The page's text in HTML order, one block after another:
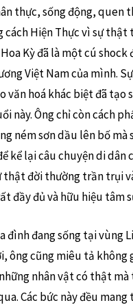
thực, sống động, quen
cách Hiện Thực vì sự
Kỳ đã là một cú
Việt Nam của mình.
văn hoá khác biệt đã tạo
này. Ông chỉ còn cách
ném sơn dầu lên bố mà
kể lại câu chuyện di
đời thường trần trụi
đầy đủ và hữu hiệu tâm
đình đang sống tại
ông cũng miêu tả không
nhân vật có thật
Các bức này đều